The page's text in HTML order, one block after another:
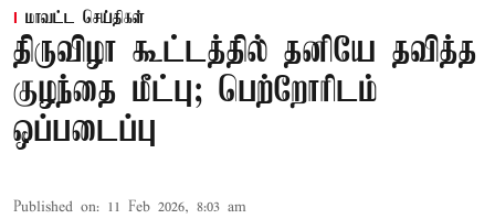
மாவட்ட செய்திகள்
திருவிழா கூட்டத்தில் தனியே தவித்த
குழந்தை மீட்பு; பெற்றோரிடம்
ஒப்படைப்பு
Published on: 11 Feb 2026, 8:03 am